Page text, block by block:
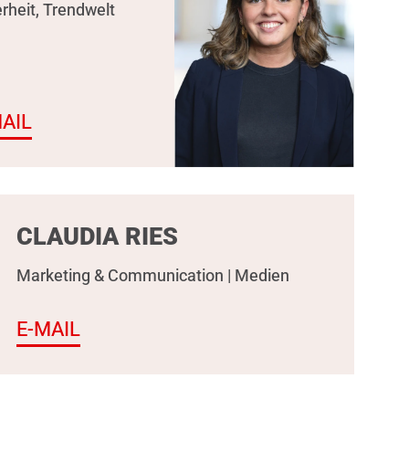
Trendwelt
CLAUDIA RIES
Marketing & Communication | Medien
E-MAIL